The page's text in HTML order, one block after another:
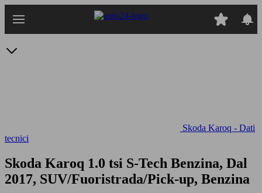
Skoda Karoq - Dati
tecnici
Skoda Karoq 1.0 tsi S-Tech Benzina, Dal
2017, SUV/Fuoristrada/Pick-up, Benzina